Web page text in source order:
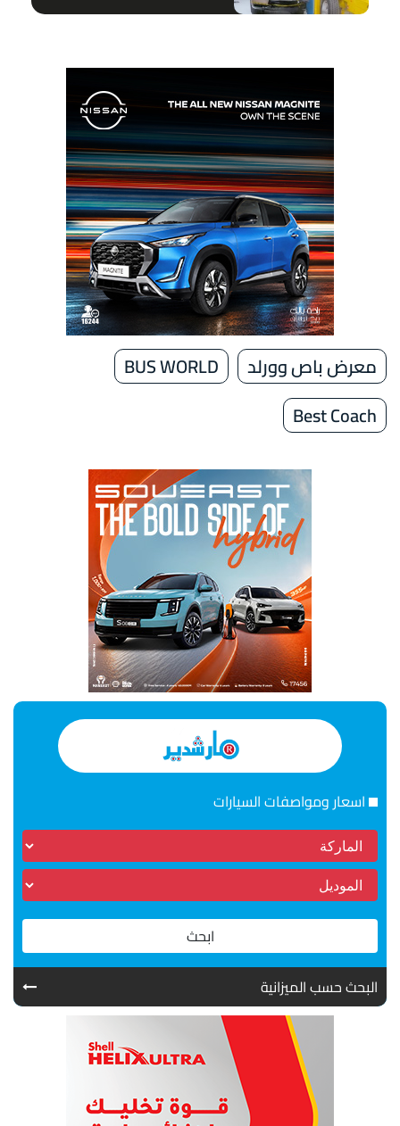
معرض باص وورلد
BUS WORLD
Best Coach
اسعار ومواصفات السيارات
ابحث
البحث حسب الميزانية